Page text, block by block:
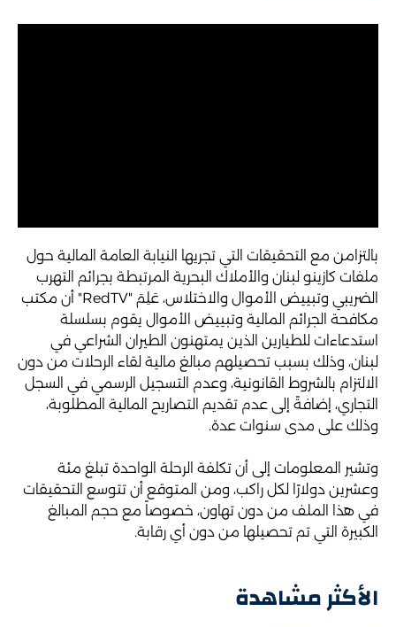
الأكثر مشاهدة
بالتزامن مع التحقيقات التي تجريها النيابة العامة المالية حول
ملفات كازينو لبنان والأملاك البحرية المرتبطة بجرائم التهرب
الضريبي وتبييض الأموال والاختلاس، عَلِمَ "RedTV" أن مكتب
مكافحة الجرائم المالية وتبييض الأموال يقوم بسلسلة
استدعاءات للطيارين الذين يمتهنون الطيران الشراعي في
لبنان، وذلك بسبب تحصيلهم مبالغ مالية لقاء الرحلات من دون
الالتزام بالشروط القانونية، وعدم التسجيل الرسمي في السجل
التجاري، إضافةً إلى عدم تقديم التصاريح المالية المطلوبة،
وذلك على مدى سنوات عدة.
وتشير المعلومات إلى أن تكلفة الرحلة الواحدة تبلغ مئة
وعشرين دولارًا لكل راكب، ومن المتوقع أن تتوسع التحقيقات
في هذا الملف من دون تهاون، خصوصاً مع حجم المبالغ
الكبيرة التي تم تحصيلها من دون أي رقابة.